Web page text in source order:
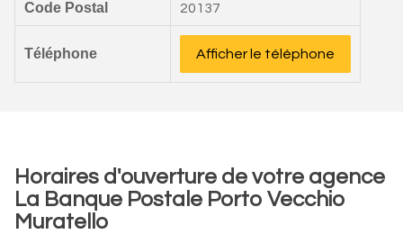
Code Postal 20137
Téléphone Afficher le téléphone
Horaires d'ouverture de votre agence
La Banque Postale Porto Vecchio
Muratello